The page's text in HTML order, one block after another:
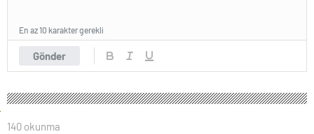
Gönder
En az 10 karakter gerekli
140 okunma